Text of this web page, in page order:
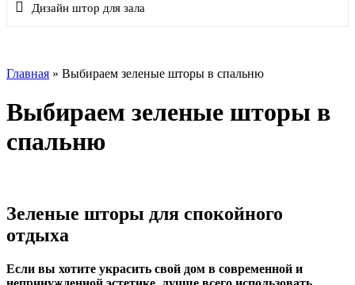
Дизайн штор для зала
Главная » Выбираем зеленые шторы в спальню
Выбираем зеленые шторы в
спальню
Зеленые шторы для спокойного
отдыха
Если вы хотите украсить свой дом в современной и